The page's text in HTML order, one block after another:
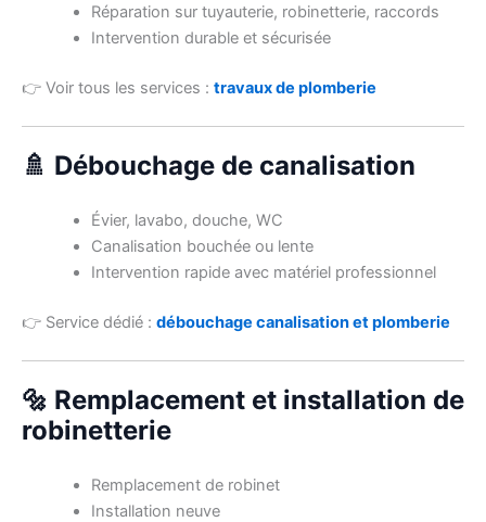
Réparation sur tuyauterie, robinetterie, raccords
Intervention durable et sécurisée
👉 Voir tous les services : travaux de plomberie
🚿 Débouchage de canalisation
Évier, lavabo, douche, WC
Canalisation bouchée ou lente
Intervention rapide avec matériel professionnel
👉 Service dédié : débouchage canalisation et plomberie
🔩 Remplacement et installation de
robinetterie
Remplacement de robinet
Installation neuve